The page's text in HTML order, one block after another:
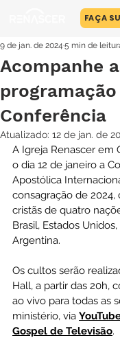
FAÇA
Acompanhe a
Conferência
9 de jan. de 2024 5 min de
Atualizado: 12 de jan. de
A Igreja Renascer em
o dia 12 de janeiro a
Apostólica
consagração de 2024,
cristãs de quatro
Brasil, Estados
Argentina.
Os cultos serão
Hall, a partir das 20h,
ao vivo para todas as
ministério, via
Gospel de Televisão.